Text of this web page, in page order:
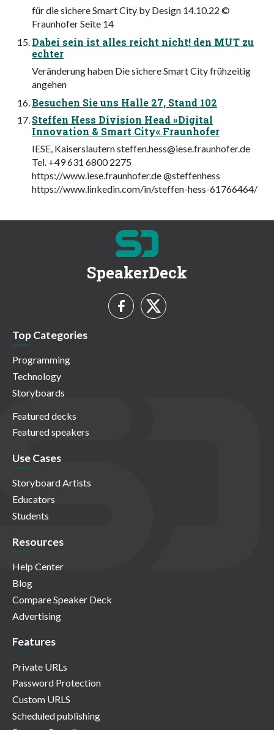
für die sichere Smart City by Design 14.10.22 ©
Fraunhofer Seite 14
Dabei sein ist alles reicht nicht! den MUT zu
echter
Veränderung haben Die sichere Smart City frühzeitig
angehen
Besuchen Sie uns Halle 27, Stand 102
Steffen Hess Division Head »Digital
Innovation & Smart City« Fraunhofer
IESE, Kaiserslauternsteffen.hess@iese.fraunhofer.de
Tel. +49 631 6800 2275
https://www.iese.fraunhofer.de @steffenhess
https://www.linkedin.com/in/steffen-hess-61766464/
SpeakerDeck
Top Categories
Programming
Technology
Storyboards
Featured decks
Featured speakers
Use Cases
Storyboard Artists
Educators
Students
Resources
Help Center
Blog
Compare Speaker Deck
Advertising
Features
Private URLs
Password Protection
Custom URLS
Scheduled publishing